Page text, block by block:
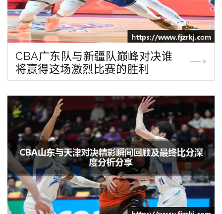
CBA广东队与新疆队巅峰对决谁
将赢得这场激烈比赛的胜利